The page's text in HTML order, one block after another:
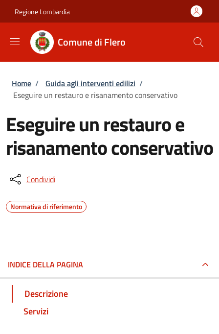
Regione Lombardia
Comune di Flero
Briciole di pane
Home / Guida agli interventi edilizi /
Eseguire un restauro e risanamento conservativo
Eseguire un restauro e
risanamento conservativo
Condividi
Normativa di riferimento
INDICE DELLA PAGINA
Descrizione
Servizi